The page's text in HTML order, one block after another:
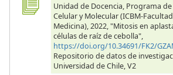
Unidad de Docencia, Programa
Celular y Molecular (ICBM-
Medicina), 2022, "Mitosis en
células de raíz de cebolla",
https://doi.org/10.34691/FK2/
Repositorio de datos de
Universidad de Chile, V2